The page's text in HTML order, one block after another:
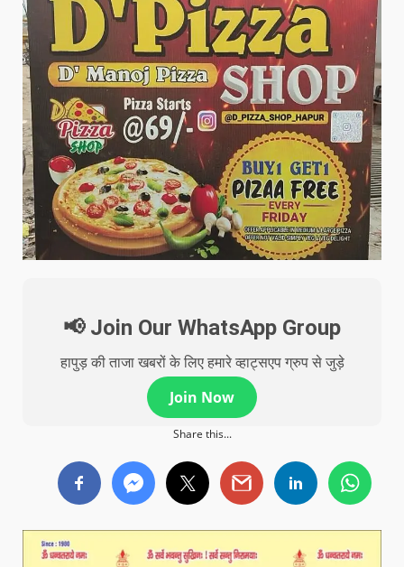
📢 Join Our WhatsApp Group
हापुड़ की ताजा खबरों के लिए हमारे व्हाट्सएप ग्रुप से जुड़े
Join Now
Share this...